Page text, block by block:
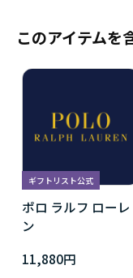
このアイテムを
ギフトリスト公式
ポロ ラルフ ローレ
ン
11,880円